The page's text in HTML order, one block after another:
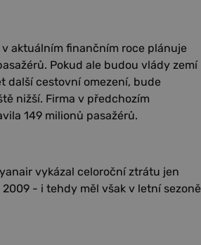
v aktuálním finančním roce plánuje
Pokud ale budou vlády zemí
další cestovní omezení, bude
nižší. Firma v předchozím
149 milionů pasažérů.
vykázal celoroční ztrátu jen
- i tehdy měl však v letní sezoně